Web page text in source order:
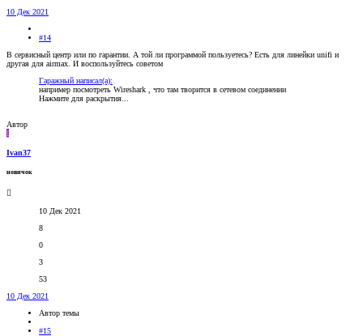
10 Дек 2021
#14
В сервисный центр или по гарантии. А той ли программой пользуетесь? Есть для линейки unifi и
другая для airmax. И воспользуйтесь советом
Гаражный написал(а):
например посмотреть Wireshark , что там творится в сетевом соединении
Нажмите для раскрытия...
Автор
I
Ivan37
новичок
10 Дек 2021
8
0
3
53
10 Дек 2021
Автор темы
#15